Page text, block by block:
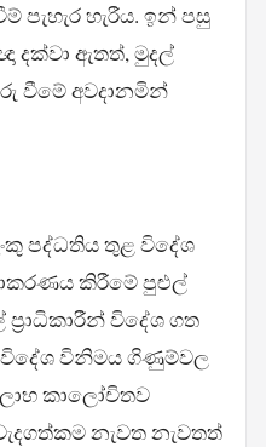
පැහැර හැරීය. ඉන් පසු
දක්වා ඇතත්, මුදල්
වීමේ අවදානමින්
පද්ධතිය තුළ විදේශ
කිරීමේ පුළුල්
විදේශ ගත
විනිමය ගිණුම්වල
කාලෝචිතව
නැවත නැවතත්